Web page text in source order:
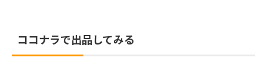
ココナラで出品してみる